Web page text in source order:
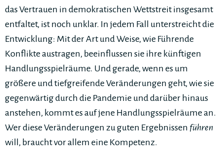
das Vertrauen in demokratischen Wettstreit insgesamt
entfaltet, ist noch unklar. In jedem Fall unterstreicht die
Entwicklung: Mit der Art und Weise, wie Führende
Konflikte austragen, beeinflussen sie ihre künftigen
Handlungsspielräume. Und gerade, wenn es um
größere und tiefgreifende Veränderungen geht, wie sie
gegenwärtig durch die Pandemie und darüber hinaus
anstehen, kommt es auf jene Handlungsspielräume an.
Wer diese Veränderungen zu guten Ergebnissen führen
will, braucht vor allem eine Kompetenz.